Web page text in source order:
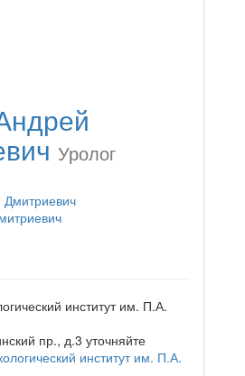
Уролог
институт им. П.А.
пр., д.3 уточняйте